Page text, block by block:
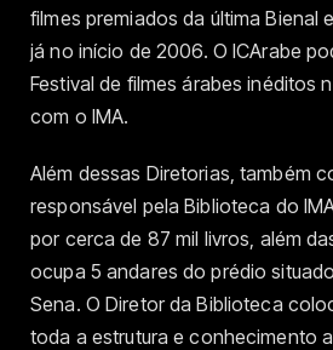
filmes premiados da última Bienal
já no início de 2006. O ICArabe
Festival de filmes árabes inéditos
com o IMA.
Além dessas Diretorias, também
responsável pela Biblioteca do
por cerca de 87 mil livros, além
ocupa 5 andares do prédio
Sena. O Diretor da Biblioteca
toda a estrutura e conhecimento